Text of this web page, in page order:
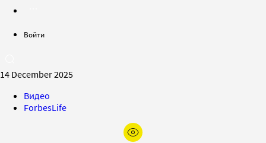
Войти
14 December 2025
Видео
ForbesLife